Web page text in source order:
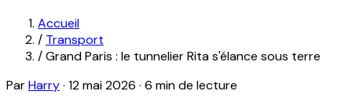
Accueil
/ Transport
/Grand Paris : le tunnelier Rita s'élance sous terre
ParHarry· 12 mai 2026 · 6 min de lecture